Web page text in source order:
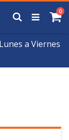
a Viernes
0
Buscar